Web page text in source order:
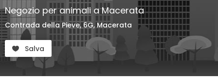
Negozio per animali a Macerata
Contrada della Pieve, 6G, Macerata
Salva